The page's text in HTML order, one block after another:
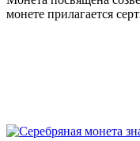
монете прилагается